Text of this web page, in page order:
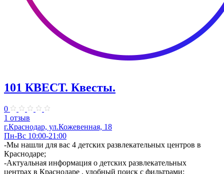
101 КВЕСТ. Квесты.
0
1 отзыв
г.Краснодар, ул.Кожевенная, 18
Пн-Вс 10:00-21:00
-Мы нашли для вас 4 детских развлекательных центров в
Краснодаре;
-Актуальная информация о детских развлекательных
центрах в Краснодаре , удобный поиск с фильтрами;